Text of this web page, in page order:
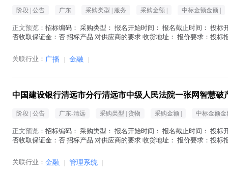
阶段 | 公告 广东 采购类型 | 服务 采购金额 | 中标金额金额 |
正文预览： 招标编码： 采购类型： 报名开始时间： 报名截止时间： 投
否收取保证金：否 招标产品 对供应商的要求 收货地址： 报价要求：投
关联行业： 广播 | 金融 |
中国建设银行清远市分行清远市中级人民法院一张网智慧
阶段 | 公告 广东-清远 采购类型 | 货物 采购金额 | 中标金额金
正文预览： 招标编码： 采购类型： 报名开始时间： 报名截止时间： 投
否收取保证金：否 招标产品 对供应商的要求 收货地址： 报价要求：投
关联行业： 金融 | 管理系统 |